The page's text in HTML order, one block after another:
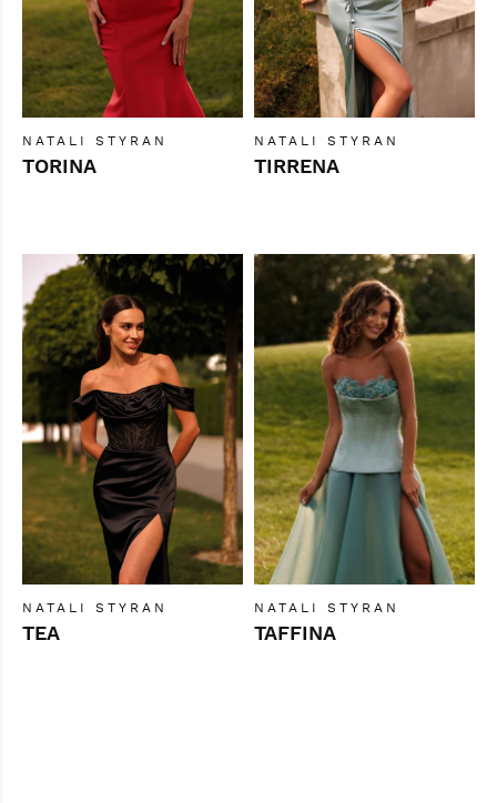
NATALI STYRAN
TORINA
NATALI STYRAN
TIRRENA
NATALI STYRAN
TEA
NATALI STYRAN
TAFFINA